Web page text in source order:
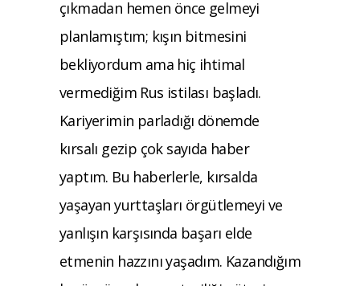
çıkmadan hemen önce gelmeyi
planlamıştım; kışın bitmesini
bekliyordum ama hiç ihtimal
vermediğim Rus istilası başladı.
Kariyerimin parladığı dönemde
kırsalı gezip çok sayıda haber
yaptım. Bu haberlerle, kırsalda
yaşayan yurttaşları örgütlemeyi ve
yanlışın karşısında başarı elde
etmenin hazzını yaşadım. Kazandığım